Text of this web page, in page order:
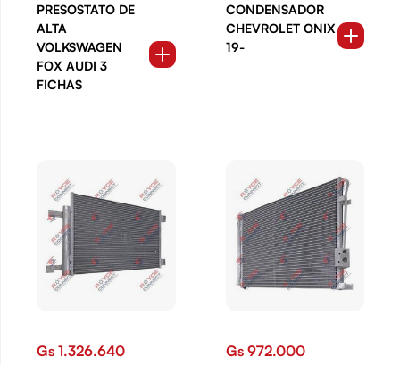
PRESOSTATO DE
ALTA
VOLKSWAGEN
FOX AUDI 3
FICHAS
CONDENSADOR
CHEVROLET ONIX
19-
Gs 1.326.640 Gs 972.000